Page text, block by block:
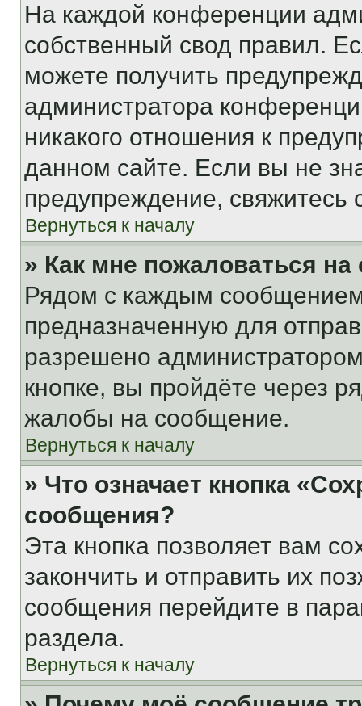
На каждой конференции
собственный свод правил.
можете получить
администратора
никакого отношения к
данном сайте. Если вы не
предупреждение,
Вернуться к началу
» Как мне пожаловаться
Рядом с каждым сообщением
предназначенную для
разрешено
кнопке, вы пройдёте через
жалобы на сообщение.
Вернуться к началу
» Что означает кнопка
сообщения?
Эта кнопка позволяет вам
закончить и отправить их
сообщения перейдите в
раздела.
Вернуться к началу